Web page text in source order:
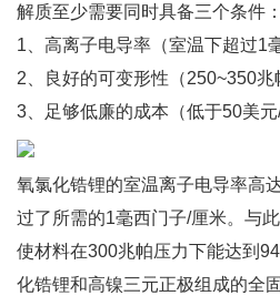
解质至少需要同时具备三个条件：
1、高离子电导率（室温下超过1
2、良好的可变形性（250~350兆
3、足够低廉的成本（低于50美元/
氧氯化锆锂的室温离子电导率高
过了所需的1毫西门子/厘米。与
使材料在300兆帕压力下能达到
化锆锂和高镍三元正极组成的全